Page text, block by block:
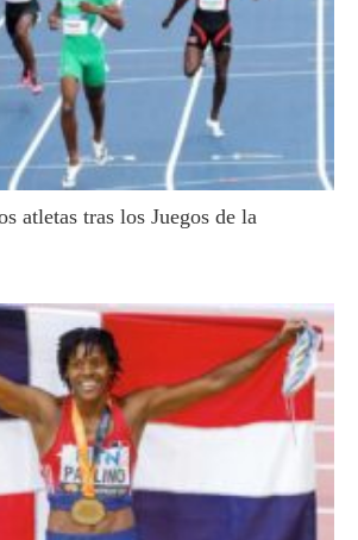
atletas tras los Juegos de la